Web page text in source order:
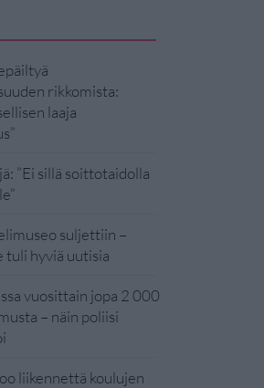
rikkomista:
laaja
”Ei sillä soittotaidolla
suljettiin –
tuli hyviä uutisia
vuosittain jopa 2 000
– näin poliisi
liikennettä koulujen